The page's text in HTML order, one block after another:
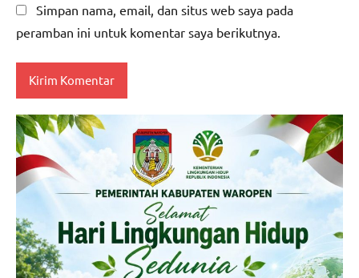
Simpan nama, email, dan situs web saya pada
peramban ini untuk komentar saya berikutnya.